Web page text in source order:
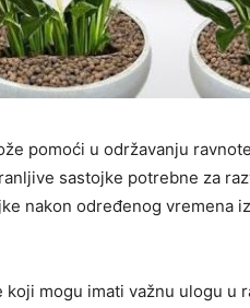
pomoći u održavanju
sastojke potrebne za
nakon određenog vremena
mogu imati važnu ulogu u